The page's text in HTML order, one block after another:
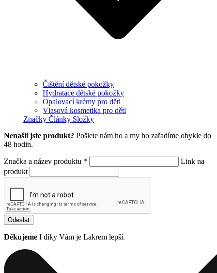
Čištění dětské pokožky
Hydratace dětské pokožky
Opalovací krémy pro děti
Vlasová kosmetika pro děti
Značky Články Složky
Nenašli jste produkt? Pošlete nám ho a my ho zařadíme obykle do
48 hodin.
Značka a název produktu *
Link na
produkt
Odeslat
Děkujeme I díky Vám je Lakrem lepší.